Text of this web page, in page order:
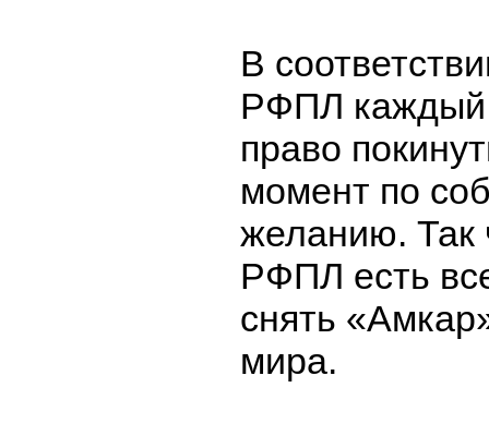
В
РФПЛ каждый
право
момент по
желанию. Так
РФПЛ есть
снять
мира.